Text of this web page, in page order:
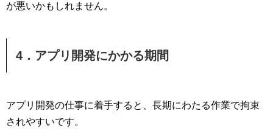
が悪いかもしれません。
4．アプリ開発にかかる期間
アプリ開発の仕事に着手すると、長期にわたる作業で拘束
されやすいです。